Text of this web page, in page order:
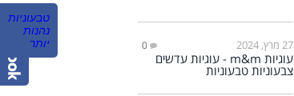
27 מרץ, 2024 0
עוגיות m&m - עוגיות עדשים
צבעוניות טבעוניות
‏טבעוניות
נהנות
יותר‏